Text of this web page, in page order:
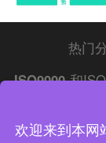
热门
ISO9000 和ISO
中证集团
欢迎来到本网